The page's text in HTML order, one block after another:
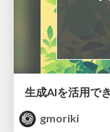
生成AIを活用で
gmoriki